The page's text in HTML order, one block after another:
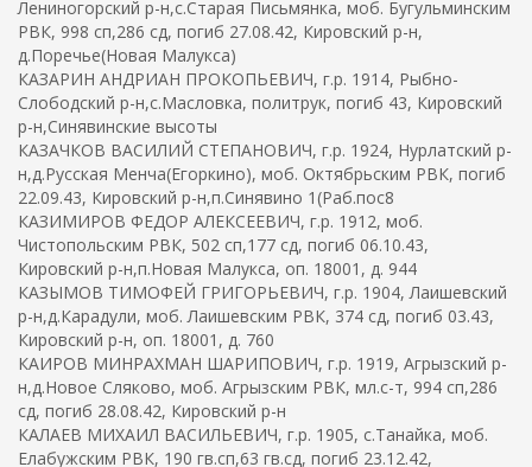
Лениногорский р-н,с.Старая Письмянка, моб. Бугульминским
РВК, 998 сп,286 сд, погиб 27.08.42, Кировский р-н,
д.Поречье(Новая Малукса)
КАЗАРИН АНДРИАН ПРОКОПЬЕВИЧ, г.р. 1914, Рыбно-
Слободский р-н,с.Масловка, политрук, погиб 43, Кировский
р-н,Синявинские высоты
КАЗАЧКОВ ВАСИЛИЙ СТЕПАНОВИЧ, г.р. 1924, Нурлатский р-
н,д.Русская Менча(Егоркино), моб. Октябрьским РВК, погиб
22.09.43, Кировский р-н,п.Синявино 1(Раб.пос8
КАЗИМИРОВ ФЕДОР АЛЕКСЕЕВИЧ, г.р. 1912, моб.
Чистопольским РВК, 502 сп,177 сд, погиб 06.10.43,
Кировский р-н,п.Новая Малукса, оп. 18001, д. 944
КАЗЫМОВ ТИМОФЕЙ ГРИГОРЬЕВИЧ, г.р. 1904, Лаишевский
р-н,д.Карадули, моб. Лаишевским РВК, 374 сд, погиб 03.43,
Кировский р-н, оп. 18001, д. 760
КАИРОВ МИНРАХМАН ШАРИПОВИЧ, г.р. 1919, Агрызский р-
н,д.Новое Сляково, моб. Агрызским РВК, мл.с-т, 994 сп,286
сд, погиб 28.08.42, Кировский р-н
КАЛАЕВ МИХАИЛ ВАСИЛЬЕВИЧ, г.р. 1905, с.Танайка, моб.
Елабужским РВК, 190 гв.сп,63 гв.сд, погиб 23.12.42,